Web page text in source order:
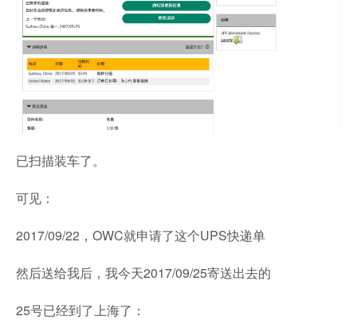
已扫描装车了。
可见：
2017/09/22，OWC就申请了这个UPS快递单
然后送给我后，我今天2017/09/25寄送出去的
25号已经到了上海了：